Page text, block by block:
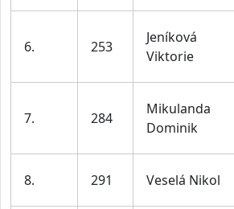
6. 253
Jeníková
Viktorie
7. 284
Mikulanda
Dominik
8. 291 Veselá Nikol